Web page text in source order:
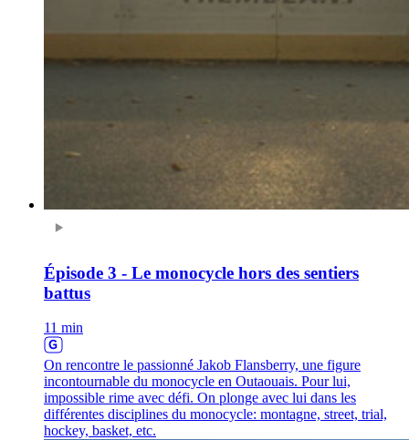
Épisode 3 - Le monocycle hors des sentiers
battus
11 min
On rencontre le passionné Jakob Flansberry, une figure
incontournable du monocycle en Outaouais. Pour lui,
impossible rime avec défi. On plonge avec lui dans les
différentes disciplines du monocycle: montagne, street, trial,
hockey, basket, etc.